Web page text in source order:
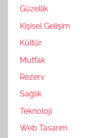
Güzellik
Kişisel Gelişim
Kültür
Mutfak
Rezerv
Sağlık
Teknoloji
Web Tasarım